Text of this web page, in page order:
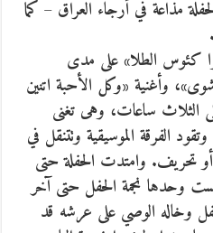
مذاعة في أرجاء العراق – كما
كئوس الطلا» على مدى
وأغنية «وكل الأحبة اتنين
الثلاث ساعات، وهى تغنى
الفرقة الموسيقية وتتنقل في
تحريف. وامتدت الحفلة حتى
وحدها نجمة الحفل حتى آخر
وخاله الوصي على عرشه قد